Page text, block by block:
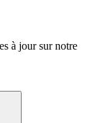
à jour sur notre